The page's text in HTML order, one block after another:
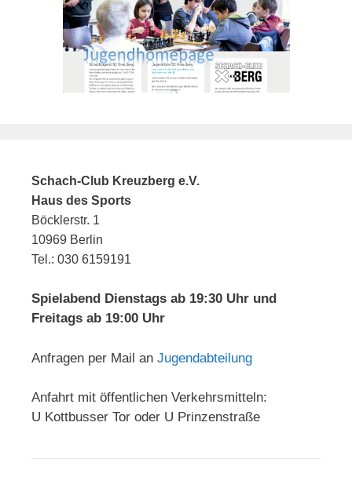
Schach-Club Kreuzberg e.V.
Haus des Sports
Böcklerstr. 1
10969 Berlin
Tel.: 030 6159191
Spielabend Dienstags ab 19:30 Uhr und
Freitags ab 19:00 Uhr
Anfragen per Mail an Jugendabteilung
Anfahrt mit öffentlichen Verkehrsmitteln:
U Kottbusser Tor oder U Prinzenstraße